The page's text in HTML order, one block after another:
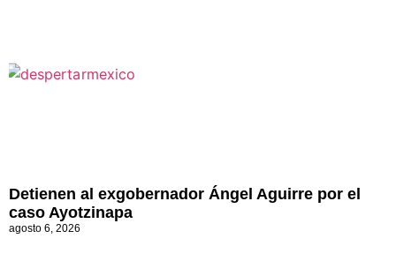
Detienen al exgobernador Ángel Aguirre por el
caso Ayotzinapa
agosto 6, 2026